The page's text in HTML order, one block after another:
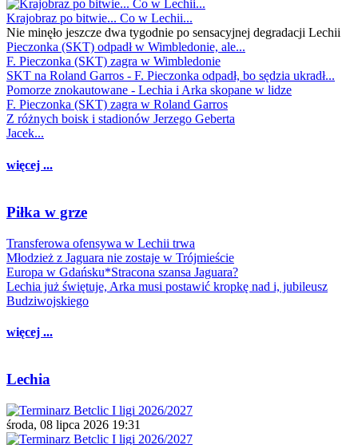
Krajobraz po bitwie... Co w Lechii...
Nie minęło jeszcze dwa tygodnie po sensacyjnej degradacji Lechii
Pieczonka (SKT) odpadł w Wimbledonie, ale...
F. Pieczonka (SKT) zagra w Wimbledonie
SKT na Roland Garros - F. Pieczonka odpadł, bo sędzia ukradł...
Pomorze znokautowane - Lechia i Arka skopane w lidze
F. Pieczonka (SKT) zagra w Roland Garros
Z różnych boisk i stadionów Jerzego Geberta
Jacek...
więcej ...
Piłka w grze
Transferowa ofensywa w Lechii trwa
Młodzież z Jaguara nie zostaje w Trójmieście
Europa w Gdańsku*Stracona szansa Jaguara?
Lechia już świętuje, Arka musi postawić kropkę nad i, jubileusz
Budziwojskiego
więcej ...
Lechia
środa, 08 lipca 2026 19:31